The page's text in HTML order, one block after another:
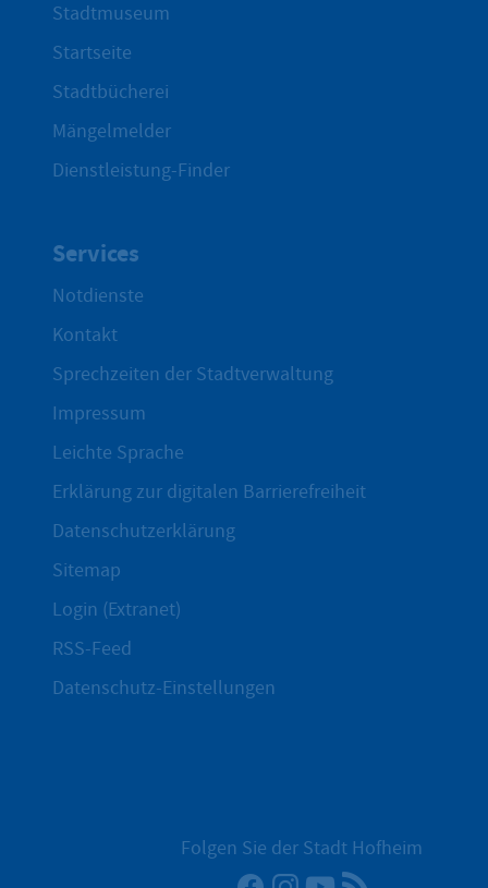
Stadtmuseum
Startseite
Stadtbücherei
Mängelmelder
Dienstleistung-Finder
Services
Notdienste
Kontakt
Sprechzeiten der Stadtverwaltung
Impressum
Leichte Sprache
Erklärung zur digitalen Barrierefreiheit
Datenschutzerklärung
Sitemap
Login (Extranet)
RSS-Feed
Datenschutz-Einstellungen
Folgen Sie der Stadt Hofheim
Facebook
Instagram
YouTube